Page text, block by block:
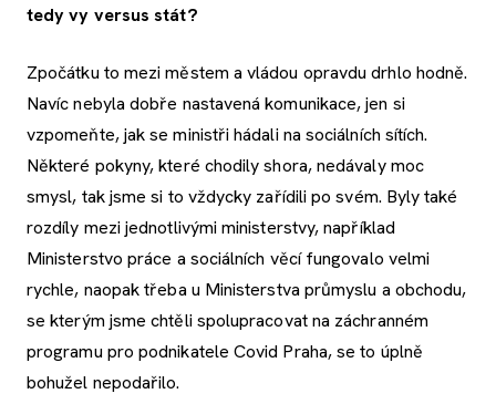
tedy vy versus stát?
Zpočátku to mezi městem a vládou opravdu drhlo hodně.
Navíc nebyla dobře nastavená komunikace, jen si
vzpomeňte, jak se ministři hádali na sociálních sítích.
Některé pokyny, které chodily shora, nedávaly moc
smysl, tak jsme si to vždycky zařídili po svém. Byly také
rozdíly mezi jednotlivými ministerstvy, například
Ministerstvo práce a sociálních věcí fungovalo velmi
rychle, naopak třeba u Ministerstva průmyslu a obchodu,
se kterým jsme chtěli spolupracovat na záchranném
programu pro podnikatele Covid Praha, se to úplně
bohužel nepodařilo.